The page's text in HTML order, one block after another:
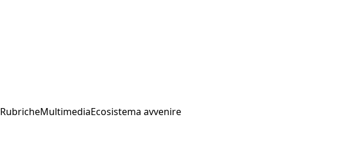
RubricheMultimediaEcosistema avvenire